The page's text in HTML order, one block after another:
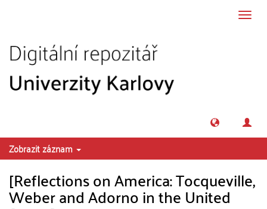
Zobrazit záznam
[Reflections on America: Tocqueville,
Weber and Adorno in the United